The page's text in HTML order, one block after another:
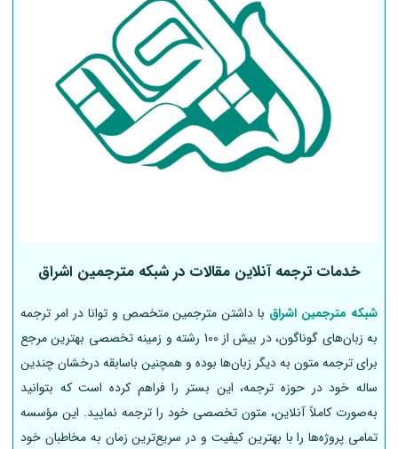
خدمات ترجمه آنلاین مقالات در شبکه مترجمین اشراق
شبکه مترجمین اشراق با داشتن مترجمین متخصص و توانا در امر ترجمه
به زبان‌های گوناگون، در بیش از 100 رشته و زمینه تخصصی بهترین مرجع
برای ترجمه متون به دیگر زبان‌ها بوده و همچنین باسابقه درخشان چندین
ساله خود در حوزه ترجمه، این بستر را فراهم کرده است که بتوانید
به‌صورت کاملاً آنلاین، متون تخصصی خود را ترجمه نمایید. این مؤسسه
تمامی پروژه‌ها را با بهترین کیفیت و در سریع‌ترین زمان به مخاطبان خود